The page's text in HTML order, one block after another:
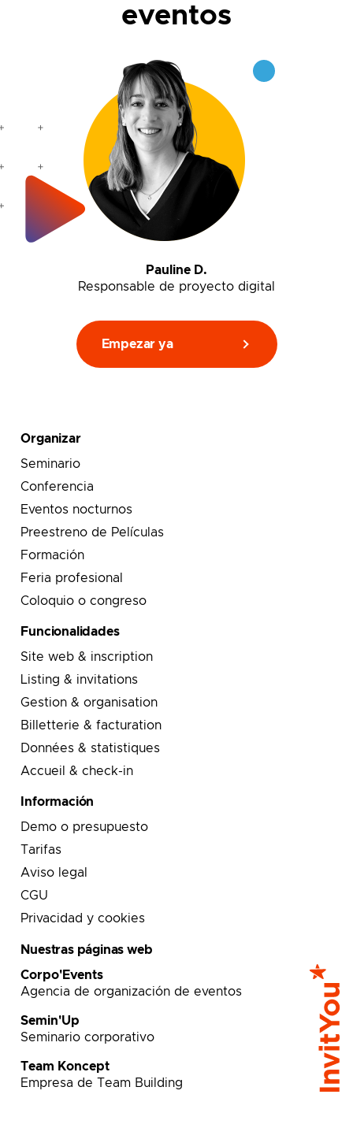
eventos
Pauline D.
Responsable de proyecto digital
Empezar ya
Organizar
Seminario
Conferencia
Eventos nocturnos
Preestreno de Películas
Formación
Feria profesional
Coloquio o congreso
Funcionalidades
Site web & inscription
Listing & invitations
Gestion & organisation
Billetterie & facturation
Données & statistiques
Accueil & check-in
Información
Demo o presupuesto
Tarifas
Aviso legal
CGU
Privacidad y cookies
Nuestras páginas web
Corpo'Events
Agencia de organización de eventos
Semin'Up
Seminario corporativo
Team Koncept
Empresa de Team Building